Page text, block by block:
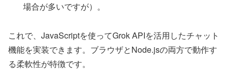
場合が多いですが）。
これで、JavaScriptを使ってGrok APIを活用したチャット
機能を実装できます。ブラウザとNode.jsの両方で動作す
る柔軟性が特徴です。